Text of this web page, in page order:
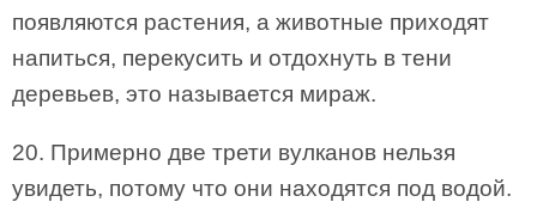
появляются растения, а животные приходят
напиться, перекусить и отдохнуть в тени
деревьев, это называется мираж.
20. Примерно две трети вулканов нельзя
увидеть, потому что они находятся под водой.